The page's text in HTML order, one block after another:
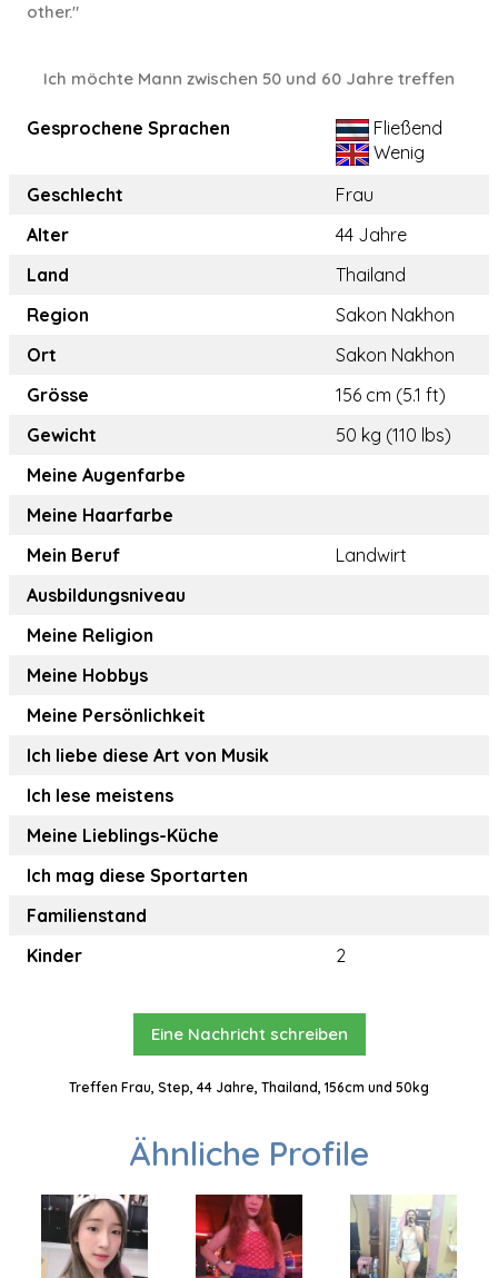
other."
Ich möchte Mann zwischen 50 und 60 Jahre treffen
Gesprochene Sprachen
Fließend
Wenig
Geschlecht
Frau
Alter
44 Jahre
Land
Thailand
Region
Sakon Nakhon
Ort
Sakon Nakhon
Grösse
156 cm (5.1 ft)
Gewicht
50 kg (110 lbs)
Meine Augenfarbe
Meine Haarfarbe
Mein Beruf
Landwirt
Ausbildungsniveau
Meine Religion
Meine Hobbys
Meine Persönlichkeit
Ich liebe diese Art von Musik
Ich lese meistens
Meine Lieblings-Küche
Ich mag diese Sportarten
Familienstand
Kinder
2
Eine Nachricht schreiben
Treffen Frau, Step, 44 Jahre, Thailand, 156cm und 50kg
Ähnliche Profile